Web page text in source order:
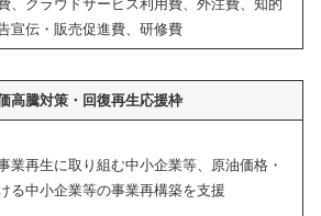
、クラウドサービス利用費、外注費、知的
宣伝・販売促進費、研修費
高騰対策・回復再生応援枠
業再生に取り組む中小企業等、原油価格・
る中小企業等の事業再構築を支援